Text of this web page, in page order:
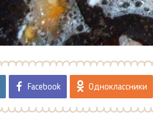
Facebook Одноклассники